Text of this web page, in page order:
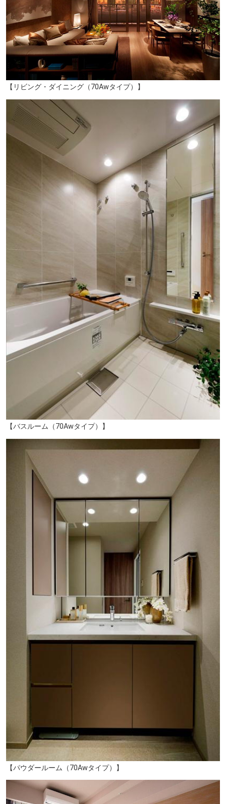
港南緑水公園（約580m／徒歩8分）
高浜運河遊歩道（約260ｍ/徒歩4分）
芝浦中央公園（約400ｍ/徒歩5分）
【リビング・ダイニング（70Awタイプ）】
【バスルーム（70Awタイプ）】
【パウダールーム（70Awタイプ）】